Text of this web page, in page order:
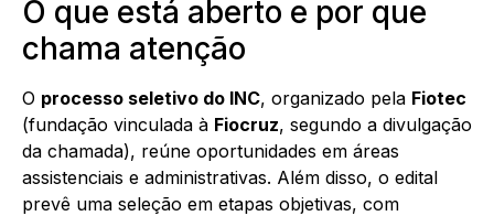
O que está aberto e por que
chama atenção
O processo seletivo do INC, organizado pela Fiotec
(fundação vinculada à Fiocruz, segundo a divulgação
da chamada), reúne oportunidades em áreas
assistenciais e administrativas. Além disso, o edital
prevê uma seleção em etapas objetivas, com